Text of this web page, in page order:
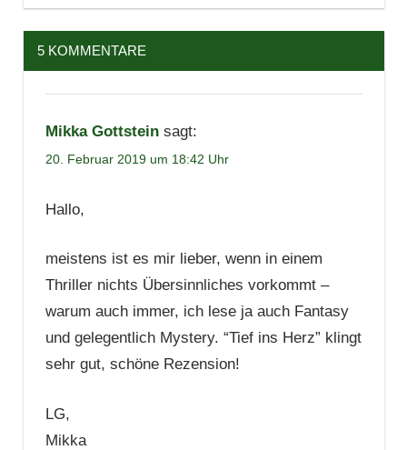
Thriller
5 KOMMENTARE
Mikka Gottstein sagt:
20. Februar 2019 um 18:42 Uhr
Hallo,
meistens ist es mir lieber, wenn in einem
Thriller nichts Übersinnliches vorkommt –
warum auch immer, ich lese ja auch Fantasy
und gelegentlich Mystery. “Tief ins Herz” klingt
sehr gut, schöne Rezension!
LG,
Mikka